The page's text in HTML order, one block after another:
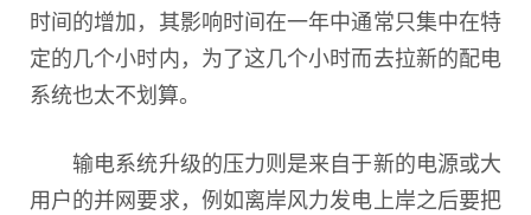
时间的增加，其影响时间在一年中通常只集中在特
定的几个小时内，为了这几个小时而去拉新的配电
系统也太不划算。
输电系统升级的压力则是来自于新的电源或大
用户的并网要求，例如离岸风力发电上岸之后要把